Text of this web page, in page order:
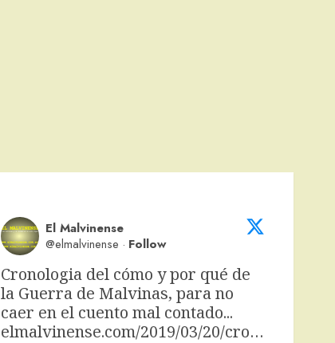
El Malvinense
@elmalvinense · Follow
Cronologia del cómo y por qué de
la Guerra de Malvinas, para no
elmalvinense.com/2019/03/20/cro…